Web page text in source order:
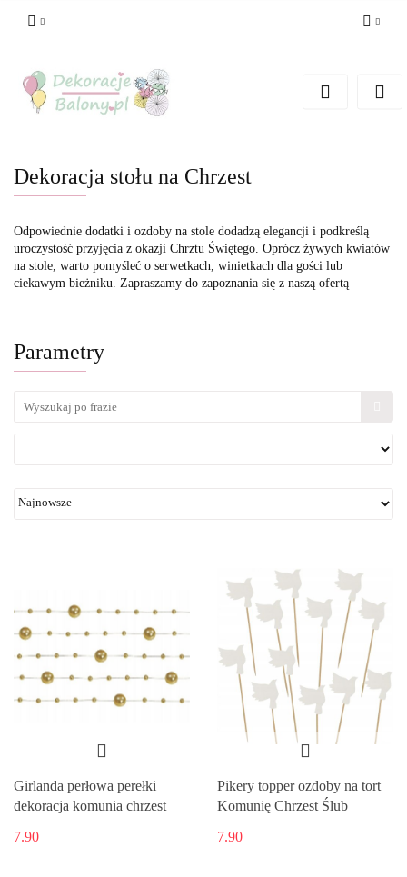
Zarejestruj się
Dekoracja stołu na Chrzest
Odpowiednie dodatki i ozdoby na stole dodadzą elegancji i podkreślą
uroczystość przyjęcia z okazji Chrztu Świętego. Oprócz żywych kwiatów
na stole, warto pomyśleć o serwetkach, winietkach dla gości lub
ciekawym bieżniku. Zapraszamy do zapoznania się z naszą ofertą
Parametry
Girlanda perłowa perełki
dekoracja komunia chrzest
7.90
Pikery topper ozdoby na tort
Komunię Chrzest Ślub
7.90